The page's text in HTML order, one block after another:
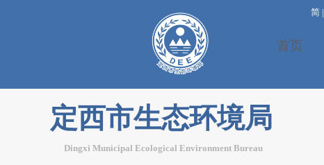
简 |
首页
定西市生态环境局
Dingxi Municipal Ecological Environment Bureau